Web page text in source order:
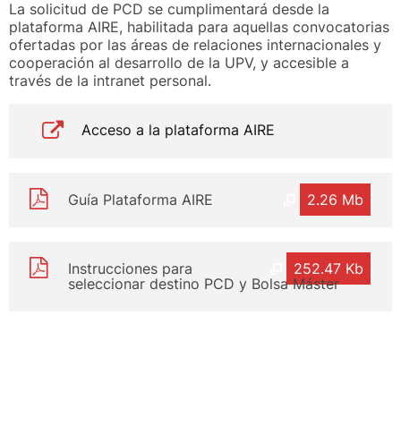
La solicitud de PCD se cumplimentará desde la
plataforma AIRE, habilitada para aquellas convocatorias
ofertadas por las áreas de relaciones internacionales y
cooperación al desarrollo de la UPV, y accesible a
través de la intranet personal.
Acceso a la plataforma AIRE
2.26 Mb
Guía Plataforma AIRE
252.47 Kb
Instrucciones para
seleccionar destino PCD y Bolsa Máster